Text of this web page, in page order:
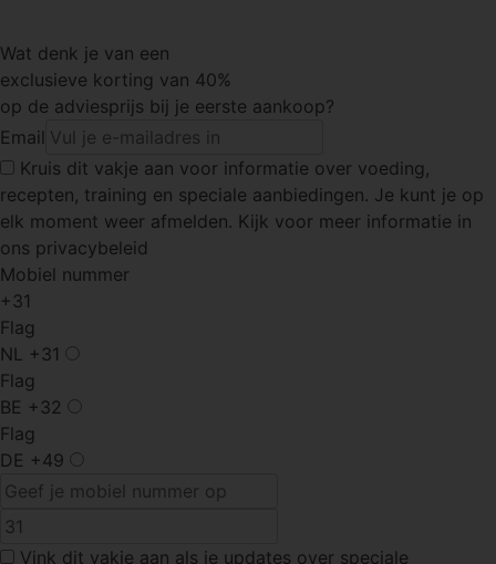
Wat denk je van een
exclusieve korting van 40%
op de adviesprijs bij je eerste aankoop?
Email
Kruis dit vakje aan voor informatie over voeding,
recepten, training en speciale aanbiedingen. Je kunt je op
elk moment weer afmelden. Kijk voor meer informatie in
ons privacybeleid
Mobiel nummer
+31
Flag
NL +31
Flag
BE +32
Flag
DE +49
Vink dit vakje aan als je updates over speciale